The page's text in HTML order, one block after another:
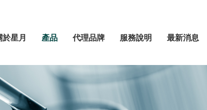
於星月 產品 代理品牌 服務說明 最新消息